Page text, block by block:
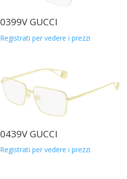
0399V GUCCI
Registrati per vedere i prezzi
0439V GUCCI
Registrati per vedere i prezzi